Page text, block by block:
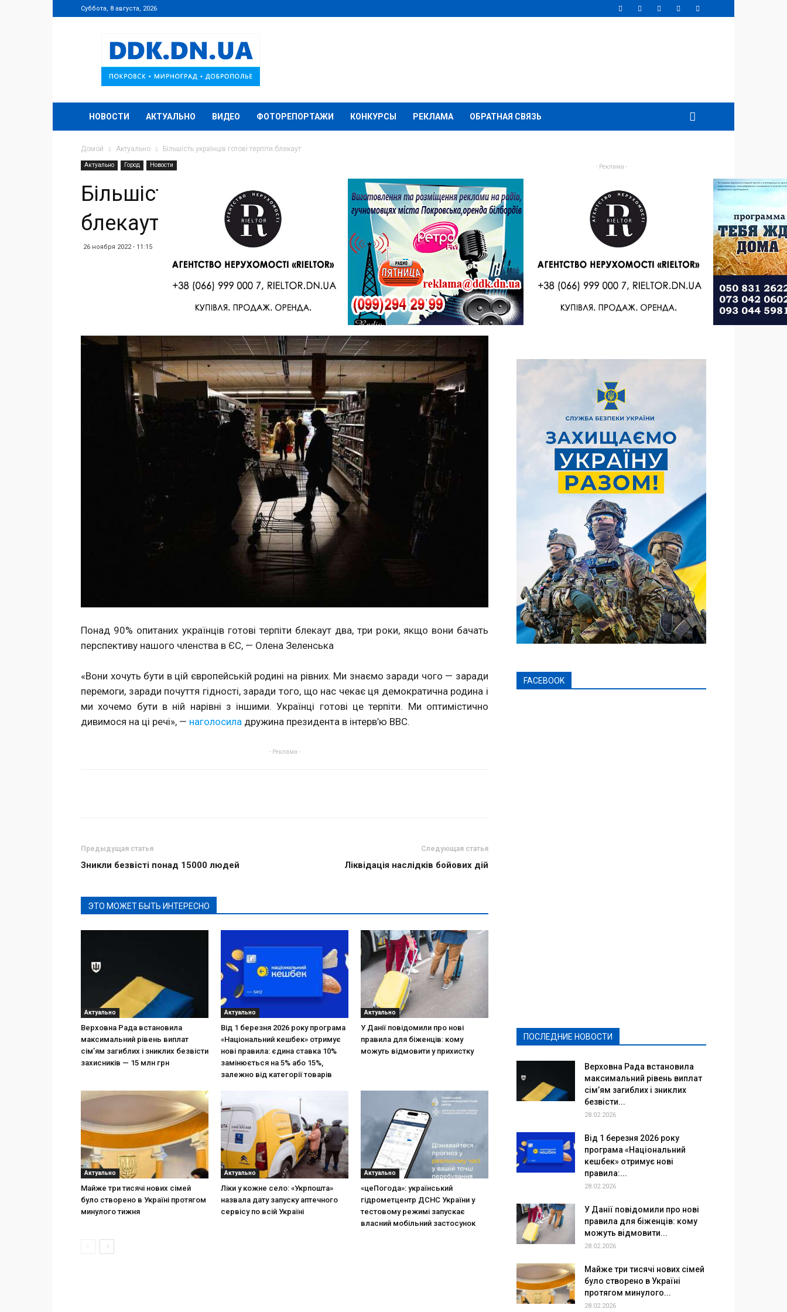
Суббота, 8 августа, 2026
DDK.DN.UA
НОВОСТИ АКТУАЛЬНО ВИДЕО ФОТОРЕПОРТАЖИ КОНКУРСЫ РЕКЛАМА ОБРАТНАЯ СВЯЗЬ
Домой Актуально Більшість українців готові терпіти блекаут
Актуально Город Новости
Більшість українців готові терпіти
блекаут
26 ноября 2022 - 11:15
Понад 90% опитаних українців готові терпіти блекаут два, три роки, якщо вони бачать
перспективу нашого членства в ЄС, — Олена Зеленська
«Вони хочуть бути в цій європейській родині на рівних. Ми знаємо заради чого — заради
перемоги, заради почуття гідності, заради того, що нас чекає ця демократична родина і
ми хочемо бути в ній нарівні з іншими. Українці готові це терпіти. Ми оптимістично
дивимося на ці речі», — наголосила дружина президента в інтерв’ю BBC.
- Реклама -
Предыдущая статья
Зникли безвісті понад 15000 людей
Следующая статья
Ліквідація наслідків бойових дій
ЭТО МОЖЕТ БЫТЬ ИНТЕРЕСНО
Актуально
Верховна Рада встановила
максимальний рівень виплат
сім’ям загиблих і зниклих безвісти
захисників — 15 млн грн
Актуально
Від 1 березня 2026 року програма
«Національний кешбек» отримує
нові правила: єдина ставка 10%
замінюється на 5% або 15%,
залежно від категорії товарів
Актуально
У Данії повідомили про нові
правила для біженців: кому
можуть відмовити у прихистку
Актуально
Майже три тисячі нових сімей
було створено в Україні протягом
минулого тижня
Актуально
Ліки у кожне село: «Укрпошта»
назвала дату запуску аптечного
сервісу по всій Україні
Актуально
«цеПогода»: український
гідрометцентр ДСНС України у
тестовому режимі запускає
власний мобільний застосунок
- Реклама -
FACEBOOK
ПОСЛЕДНИЕ НОВОСТИ
Верховна Рада встановила
максимальний рівень виплат
сім’ям загиблих і зниклих
безвісти...
28.02.2026
Від 1 березня 2026 року
програма «Національний
кешбек» отримує нові
правила:...
28.02.2026
У Данії повідомили про нові
правила для біженців: кому
можуть відмовити...
28.02.2026
Майже три тисячі нових сімей
було створено в Україні
протягом минулого...
28.02.2026